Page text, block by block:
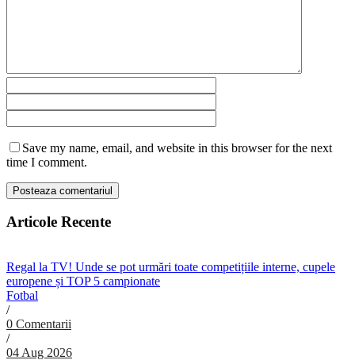
Save my name, email, and website in this browser for the next
time I comment.
Articole Recente
Regal la TV! Unde se pot urmări toate competițiile interne, cupele
europene și TOP 5 campionate
Fotbal
/
0 Comentarii
/
04 Aug 2026